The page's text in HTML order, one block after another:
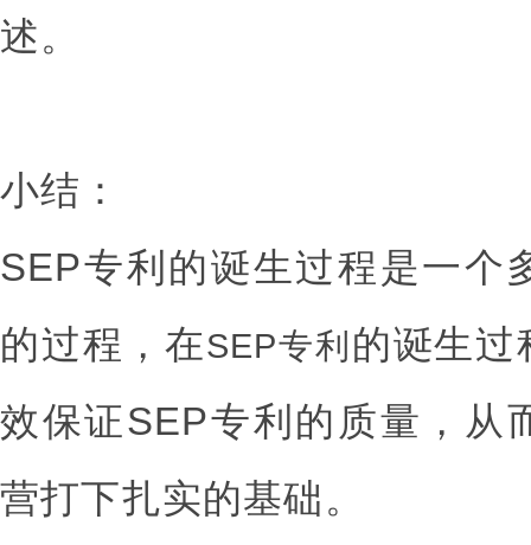
述。
小结：
SEP专利的诞生过程是一个
的过程，在SEP专利 的诞生过
效保证SEP专利的质量，从
营打下扎实的基础。